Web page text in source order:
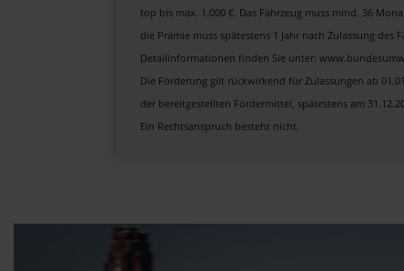
top bis max. 1.000 €. Das Fahrzeug muss mind. 36
die Prämie muss spätestens 1 Jahr nach Zulassung des
Detailinformationen finden Sie unter:
Die Förderung gilt rückwirkend für Zulassungen ab
der bereitgestellten Fördermittel, spätestens am
Ein Rechtsanspruch besteht nicht.